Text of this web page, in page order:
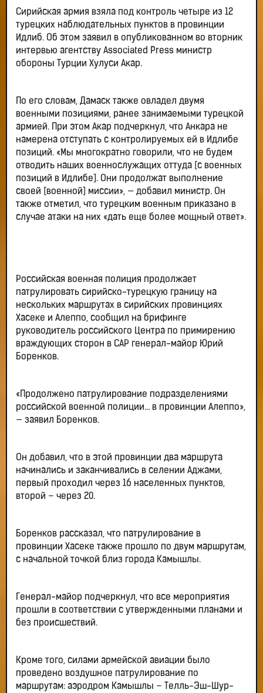
Сирийская армия взяла под контроль четыре из 12
турецких наблюдательных пунктов в провинции
Идлиб. Об этом заявил в опубликованном во вторник
интервью агентству Associated Press министр
обороны Турции Хулуси Акар.
По его словам, Дамаск также овладел двумя
военными позициями, ранее занимаемыми турецкой
армией. При этом Акар подчеркнул, что Анкара не
намерена отступать с контролируемых ей в Идлибе
позиций. «Мы многократно говорили, что не будем
отводить наших военнослужащих оттуда [с военных
позиций в Идлибе]. Они продолжат выполнение
своей [военной] миссии», — добавил министр. Он
также отметил, что турецким военным приказано в
случае атаки на них «дать еще более мощный ответ».
Российская военная полиция продолжает
патрулировать сирийско-турецкую границу на
нескольких маршрутах в сирийских провинциях
Хасеке и Алеппо, сообщил на брифинге
руководитель российского Центра по примирению
враждующих сторон в САР генерал-майор Юрий
Боренков.
«Продолжено патрулирование подразделениями
российской военной полиции… в провинции Алеппо»,
— заявил Боренков.
Он добавил, что в этой провинции два маршрута
начинались и заканчивались в селении Аджами,
первый проходил через 16 населенных пунктов,
второй – через 20.
Боренков рассказал, что патрулирование в
провинции Хасеке также прошло по двум маршрутам,
с начальной точкой близ города Камышлы.
Генерал-майор подчеркнул, что все мероприятия
прошли в соответствии с утвержденными планами и
без происшествий.
Кроме того, силами армейской авиации было
проведено воздушное патрулирование по
маршрутам: аэродром Камышлы – Телль-Эш-Шур-